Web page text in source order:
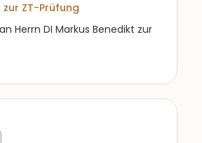
ZT-Prüfung
Herrn DI Markus Benedikt zur